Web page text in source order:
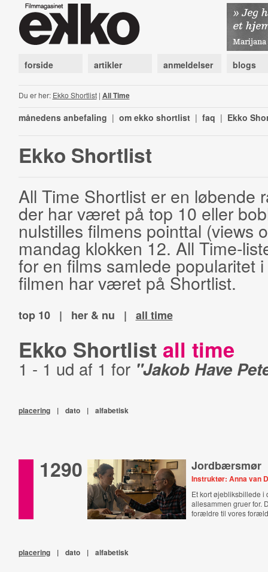
forside artikler anmeldelser blogs
Du er her: Ekko Shortlist| All Time
månedens anbefaling | om ekko shortlist | faq | Ekko
Ekko Shortlist
All Time Shortlist er en løbende
der har været på top 10 eller
nulstilles filmens pointtal (views
mandag klokken 12. All Time-
for en films samlede popularitet
filmen har været på Shortlist.
top 10 | her & nu | all time
Ekko Shortlist all time
1 - 1 ud af 1 for "Jakob Have
placering | dato | alfabetisk
1290 Jordbærsmør
Instruktør: Anna van
Et kort øjebliksbillede i
allesammen gruer for.
forældre til vores
placering | dato | alfabetisk